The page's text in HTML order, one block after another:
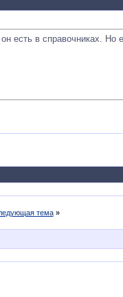
есть в справочниках.
тема »